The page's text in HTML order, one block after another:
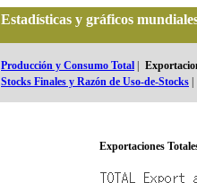
Estadísticas y gráficos
Producción y Consumo Total
Stocks Finales y Razón de Uso-de-Stocks
Exportaciones